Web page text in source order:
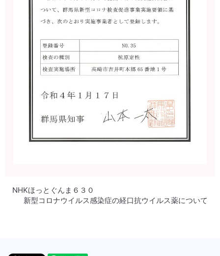
NHKほっとぐんま６３０
新型コロナウイルス感染症の経口抗ウイルス薬について